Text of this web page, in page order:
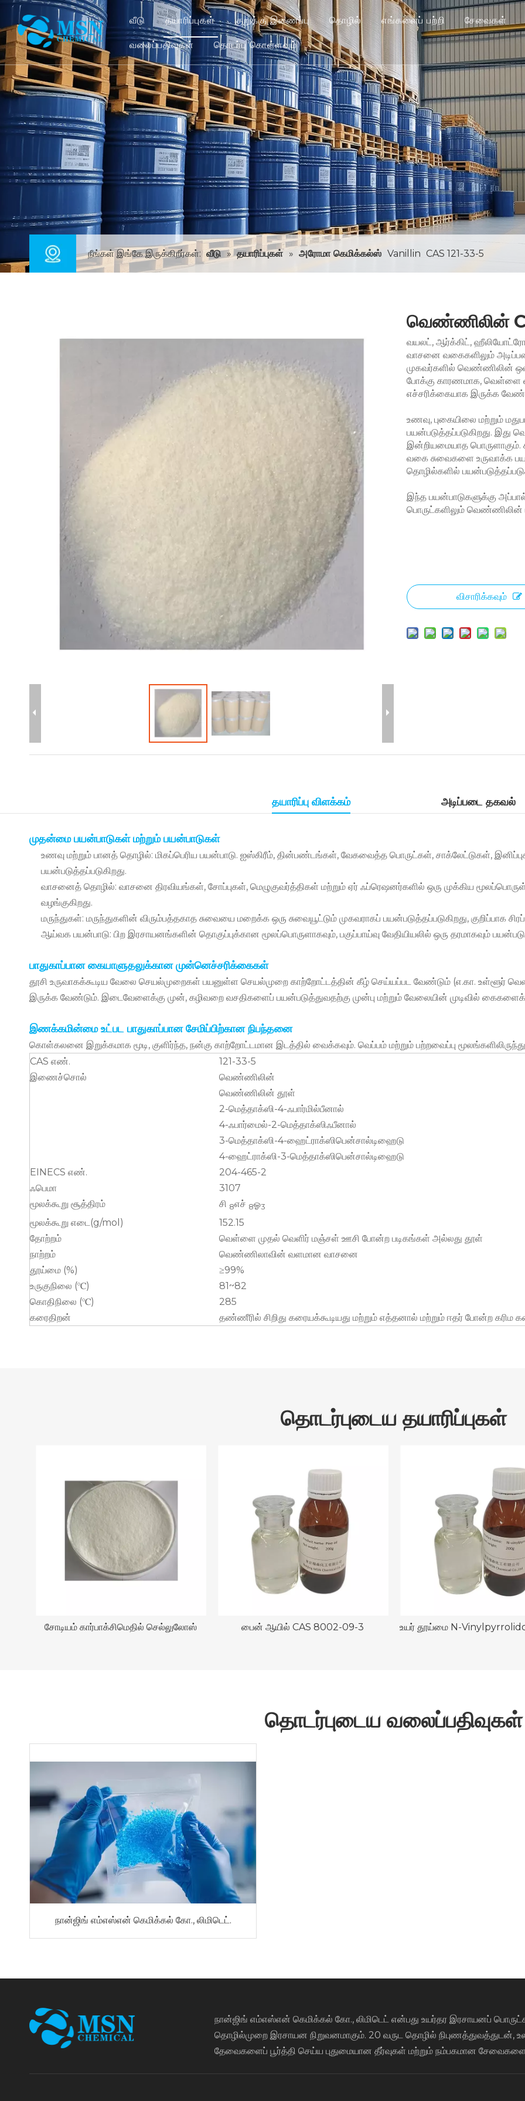
வீடு தயாரிப்புகள் குறுக்கு இணைப்பு தொழில் எங்களைப் பற்றி சேவைகள்
வலைப்பதிவுகள் தொடர்பு கொள்ளவும்
நீங்கள் இங்கே இருக்கிறீர்கள்: வீடு » தயாரிப்புகள் » அரோமா கெமிக்கல்ஸ் Vanillin CAS 121-33-5
வெண்ணிலின்
வயலட், ஆர்க்கிட்,
வாசனை வகைகளிலும்
முகவர்களில் வெண்ணிலின்
போக்கு காரணமாக, வெள்ளை
எச்சரிக்கையாக இருக்க
உணவு, புகையிலை மற்றும்
பயன்படுத்தப்படுகிறது. இது
இன்றியமையாத பொருளாகும்.
வகை சுவைகளை உருவாக்க
தொழில்களில்
இந்த பயன்பாடுகளுக்கு
பொருட்களிலும் வெண்ணிலின்
விசாரிக்கவும்
தயாரிப்பு விளக்கம் அடிப்படை தகவல்
முதன்மை பயன்பாடுகள் மற்றும் பயன்பாடுகள்
உணவு மற்றும் பானத் தொழில்: மிகப்பெரிய பயன்பாடு. ஐஸ்கிரீம், தின்பண்டங்கள், வேகவைத்த பொருட்கள், சாக்லேட்டுகள்,
பயன்படுத்தப்படுகிறது.
வாசனைத் தொழில்: வாசனை திரவியங்கள், சோப்புகள், மெழுகுவர்த்திகள் மற்றும் ஏர் ஃப்ரெஷனர்களில் ஒரு முக்கிய
வழங்குகிறது.
மருந்துகள்: மருந்துகளின் விரும்பத்தகாத சுவையை மறைக்க ஒரு சுவையூட்டும் முகவராகப் பயன்படுத்தப்படுகிறது, குறிப்பாக
ஆய்வக பயன்பாடு: பிற இரசாயனங்களின் தொகுப்புக்கான மூலப்பொருளாகவும், பகுப்பாய்வு வேதியியலில் ஒரு தரமாகவும்
பாதுகாப்பான கையாளுதலுக்கான முன்னெச்சரிக்கைகள்
தூசி உருவாகக்கூடிய வேலை செயல்முறைகள் பயனுள்ள செயல்முறை காற்றோட்டத்தின் கீழ் செய்யப்பட வேண்டும் (எ.கா. உள்ளூர்
இருக்க வேண்டும். இடைவேளைக்கு முன், கழிவறை வசதிகளைப் பயன்படுத்துவதற்கு முன்பு மற்றும் வேலையின் முடிவில் கைகளைக்
இணக்கமின்மை உட்பட பாதுகாப்பான சேமிப்பிற்கான நிபந்தனை
கொள்கலனை இறுக்கமாக மூடி, குளிர்ந்த, நன்கு காற்றோட்டமான இடத்தில் வைக்கவும். வெப்பம் மற்றும் பற்றவைப்பு
CAS எண்.
121-33-5
இணைச்சொல்
வெண்ணிலின்
வெண்ணிலின் தூள்
2-மெத்தாக்ஸி-4-ஃபார்மில்பீனால்
4-ஃபார்மைல்-2-மெத்தாக்ஸிஃபீனால்
3-மெத்தாக்ஸி-4-ஹைட்ராக்ஸிபென்சால்டிஹைடு
4-ஹைட்ராக்ஸி-3-மெத்தாக்ஸிபென்சால்டிஹைடு
EINECS எண்.
204-465-2
ஃபெமா
3107
மூலக்கூறு சூத்திரம்
சி 8எச் 8ஓ3
மூலக்கூறு எடை(g/mol)
152.15
தோற்றம்
வெள்ளை முதல் வெளிர் மஞ்சள் ஊசி போன்ற படிகங்கள் அல்லது தூள்
நாற்றம்
வெண்ணிலாவின் வளமான வாசனை
தூய்மை (%)
≥99%
உருகுநிலை (℃)
81~82
கொதிநிலை (℃)
285
கரைதிறன்
தண்ணீரில் சிறிது கரையக்கூடியது மற்றும் எத்தனால் மற்றும் ஈதர் போன்ற கரிம
தொடர்புடைய தயாரிப்புகள்
சோடியம் கார்பாக்சிமெதில் செல்லுலோஸ் பைன் ஆயில் CAS 8002-09-3
தொடர்புடைய வலைப்பதிவுகள்
நான்ஜிங் எம்எஸ்என் கெமிக்கல் கோ., லிமிடெட்.
நான்ஜிங் எம்எஸ்என் கெமிக்கல் கோ., லிமிடெட் என்பது உயர்தர இரசாயனப்
தொழில்முறை இரசாயன நிறுவனமாகும். 20 வருட தொழில்
தேவைகளைப் பூர்த்தி செய்ய புதுமையான தீர்வுகள் மற்றும் நம்பகமான